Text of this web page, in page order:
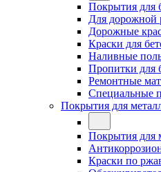
Покрытия для
Для дорожной
Дорожные
Краски для
Наливные
Пропитки для
Ремонтные
Специальные
Покрытия для
Покрытия для
Краски по